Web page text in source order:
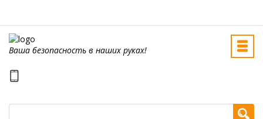
Ваша безопасность в наших руках!